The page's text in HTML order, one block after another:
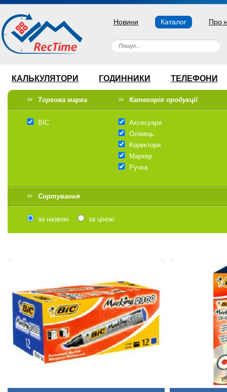
Новини Каталог Про
КАЛЬКУЛЯТОРИ ГОДИННИКИ ТЕЛЕФОНИ
Торгова марка Категорія продукції
BIC
Аксесуари
Олівець
Коректори
Маркер
Ручка
Сортування
за назвою за ціною